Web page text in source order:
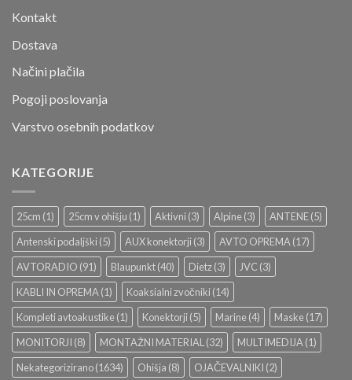
Kontakt
Dostava
Načini plačila
Pogoji poslovanja
Varstvo osebnih podatkov
KATEGORIJE
25cm (1) 25cm v ohišju (1) Aktivni(3) Alpine(3) ANTENE(5)
Antenski podaljški(5) AUX konektorji(3) AVTO OPREMA (17)
AVTORADIO (91) Blaupunkt(40) Dietz(3) JVC (3)
KABLI IN OPREMA (1) Koaksialni zvočniki(14)
Kompleti avtoakustike(1) Konektorji(5) Marine(4) Maske(17)
MONITORJI (8) MONTAŽNI MATERIAL (32) MULTIMEDIJA (1)
Nekategorizirano(1634) Ohišja (8) OJAČEVALNIKI (2)